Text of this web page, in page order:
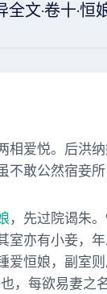
文·卷十·恒
爱悦。后洪纳
敢公然宿妾所
，先过院谒朱
室亦有小妾，
爱恒娘，副室
，每欲易妻之